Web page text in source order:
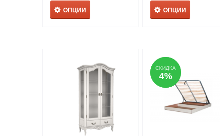
ОПЦИИ ОПЦИИ
СКИДКА
4%
СКИДКА
4%